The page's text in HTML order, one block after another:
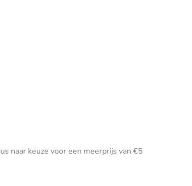
naar keuze voor een meerprijs van €5